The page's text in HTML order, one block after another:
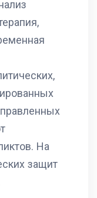
На
защит